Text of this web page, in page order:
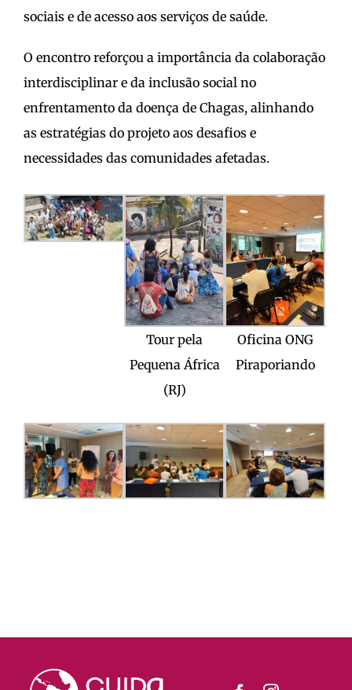
sociais e de acesso aos serviços de saúde.
O encontro reforçou a importância da colaboração
interdisciplinar e da inclusão social no
enfrentamento da doença de Chagas, alinhando
as estratégias do projeto aos desafios e
necessidades das comunidades afetadas.
Tour pela
Pequena África
(RJ)
Oficina ONG
Piraporiando